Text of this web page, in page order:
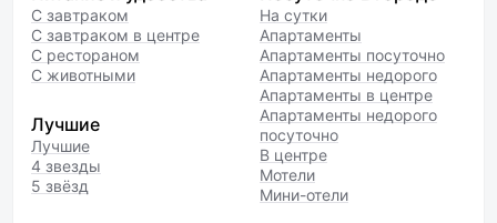
С завтраком
С завтраком в центре
С рестораном
С животными
Лучшие
Лучшие
4 звезды
5 звёзд
На сутки
Апартаменты
Апартаменты посуточно
Апартаменты недорого
Апартаменты в центре
Апартаменты недорого
посуточно
В центре
Мотели
Мини-отели